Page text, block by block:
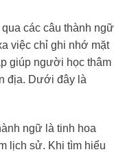
các câu thành ngữ
việc chỉ ghi nhớ mặt
giúp người học thâm
địa. Dưới đây là
ngữ là tinh hoa
lịch sử. Khi tìm hiểu